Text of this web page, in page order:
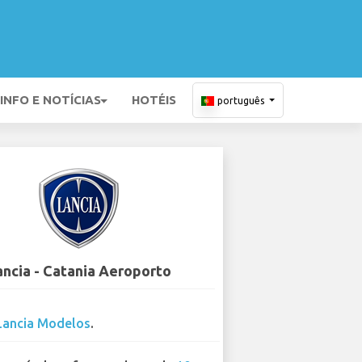
INFO E NOTÍCIAS HOTÉIS português
- Catania Aeroporto
Modelos.